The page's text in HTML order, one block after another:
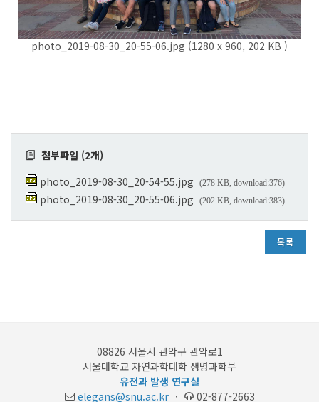
photo_2019-08-30_20-55-06.jpg (1280 x 960, 202 KB )
첨부파일 (2개)
photo_2019-08-30_20-54-55.jpg
(278 KB, download:376)
photo_2019-08-30_20-55-06.jpg (202 KB, download:383)
목록
08826 서울시 관악구 관악로1
서울대학교 자연과학대학 생명과학부
유전과 발생 연구실
elegans@snu.ac.kr · 02-877-2663